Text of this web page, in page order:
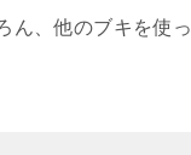
ん、他のブキを使